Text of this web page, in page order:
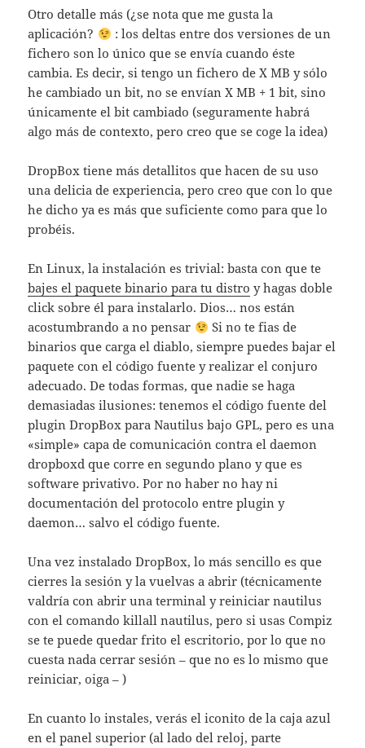
Otro detalle más (¿se nota que me gusta la
aplicación?
: los deltas entre dos versiones de un
fichero son lo único que se envía cuando éste
cambia. Es decir, si tengo un fichero de X MB y sólo
he cambiado un bit, no se envían X MB + 1 bit, sino
únicamente el bit cambiado (seguramente habrá
algo más de contexto, pero creo que se coge la idea)
DropBox tiene más detallitos que hacen de su uso
una delicia de experiencia, pero creo que con lo que
he dicho ya es más que suficiente como para que lo
probéis.
En Linux, la instalación es trivial: basta con que te
bajes el paquete binario para tu distro y hagas doble
click sobre él para instalarlo. Dios… nos están
acostumbrando a no pensar
Si no te fias de
binarios que carga el diablo, siempre puedes bajar el
paquete con el código fuente y realizar el conjuro
adecuado. De todas formas, que nadie se haga
demasiadas ilusiones: tenemos el código fuente del
plugin DropBox para Nautilus bajo GPL, pero es una
«simple» capa de comunicación contra el daemon
dropboxd que corre en segundo plano y que es
software privativo. Por no haber no hay ni
documentación del protocolo entre plugin y
daemon… salvo el código fuente.
Una vez instalado DropBox, lo más sencillo es que
cierres la sesión y la vuelvas a abrir (técnicamente
valdría con abrir una terminal y reiniciar nautilus
con el comando killall nautilus, pero si usas Compiz
se te puede quedar frito el escritorio, por lo que no
cuesta nada cerrar sesión – que no es lo mismo que
reiniciar, oiga – )
En cuanto lo instales, verás el iconito de la caja azul
en el panel superior (al lado del reloj, parte